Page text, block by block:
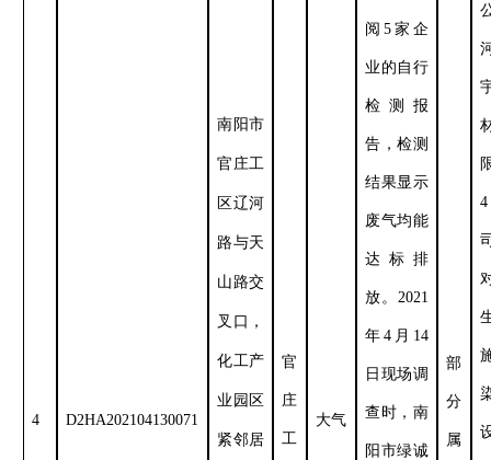
4 D2HA202104130071
南 阳市
官庄工
区辽河
路与天
山路交
叉口，
化工产
业园区
紧邻居
官
庄
工
大气
阅5 家企
业的自行
检测报
告，检测
结果显示
废气均能
达标排
放。 2021
年4 月 14
日现场调
查时， 南
阳市绿诚
部
分
属
4